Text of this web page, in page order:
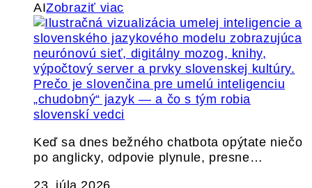
AIZobraziť viac
Prečo je slovenčina pre umelú inteligenciu
„chudobný“ jazyk — a čo s tým robia
slovenskí vedci
Keď sa dnes bežného chatbota opýtate niečo
po anglicky, odpovie plynule, presne…
23. júla 2026